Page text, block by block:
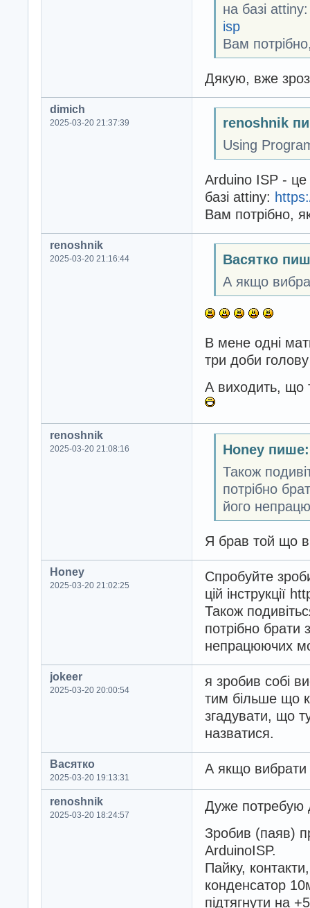
на базі
isp
Вам
Дякую, вже
dimich
2025-03-20 21:37:39
renoshnik
Using
Arduino ISP - це
базі attiny:
Вам потрібно,
renoshnik
2025-03-20 21:16:44
Васятко
А якщо
В мене одні
три доби
А виходить, що
renoshnik
2025-03-20 21:08:16
Honey пише:
Також
потрібно
його
Я брав той що
Honey
2025-03-20 21:02:25
Спробуйте
цій інструкції
Також
потрібно брати
непрацюючих
jokeer
2025-03-20 20:00:54
я зробив собі
тим більше що
згадувати, що
назватися.
Васятко
2025-03-20 19:13:31
А якщо вибрати
renoshnik
2025-03-20 18:24:57
Дуже потребую
Зробив (паяв)
ArduinoISP.
Пайку,
конденсатор
підтягнути на